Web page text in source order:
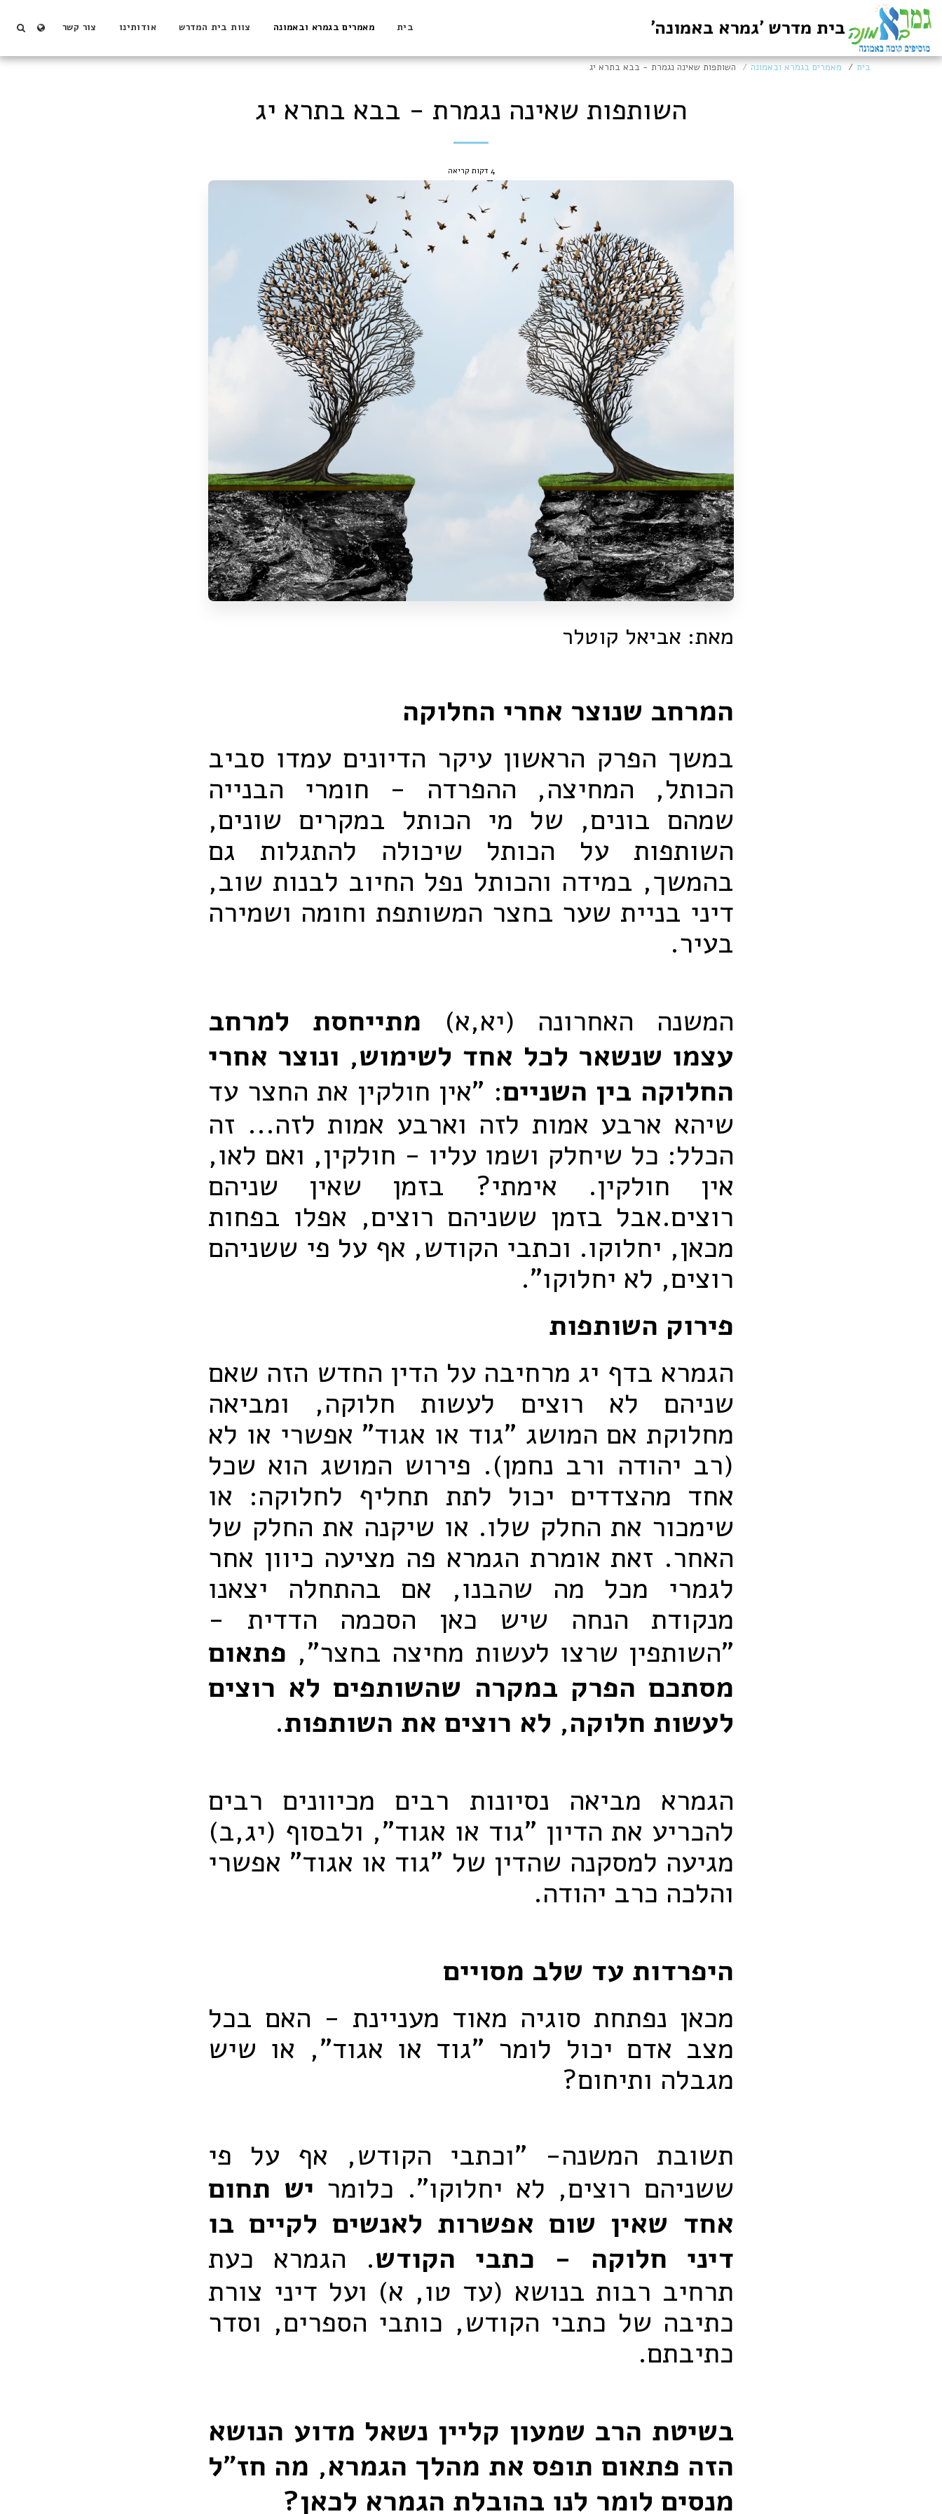
בית מדרש 'גמרא באמונה' בית מאמרים בגמרא ובאמונה צוות בית המדרש אודותינו צור קשר
בית מאמרים בגמרא ובאמונה השותפות שאינה נגמרת - בבא בתרא יג
השותפות שאינה נגמרת - בבא בתרא יג
4 דקות קריאה
מאת: אביאל קוטלר
המרחב שנוצר אחרי החלוקה
במשך הפרק הראשון עיקר הדיונים עמדו סביב
הכותל, המחיצה, ההפרדה - חומרי הבנייה
שמהם בונים, של מי הכותל במקרים שונים,
השותפות על הכותל שיכולה להתגלות גם
בהמשך, במידה והכותל נפל החיוב לבנות שוב,
דיני בניית שער בחצר המשותפת וחומה ושמירה
בעיר.
המשנה האחרונה (יא,א) מתייחסת למרחב
עצמו שנשאר לכל אחד לשימוש, ונוצר אחרי
החלוקה בין השניים: "אין חולקין את החצר עד
שיהא ארבע אמות לזה וארבע אמות לזה... זה
הכלל: כל שיחלק ושמו עליו - חולקין, ואם לאו,
אין חולקין. אימתי? בזמן שאין שניהם
רוצים.אבל בזמן ששניהם רוצים, אפלו בפחות
מכאן, יחלוקו. וכתבי הקודש, אף על פי ששניהם
רוצים, לא יחלוקו".
פירוק השותפות
הגמרא בדף יג מרחיבה על הדין החדש הזה שאם
שניהם לא רוצים לעשות חלוקה, ומביאה
מחלוקת אם המושג "גוד או אגוד" אפשרי או לא
(רב יהודה ורב נחמן). פירוש המושג הוא שכל
אחד מהצדדים יכול לתת תחליף לחלוקה: או
שימכור את החלק שלו. או שיקנה את החלק של
האחר. זאת אומרת הגמרא פה מציעה כיוון אחר
לגמרי מכל מה שהבנו, אם בהתחלה יצאנו
מנקודת הנחה שיש כאן הסכמה הדדית -
"השותפין שרצו לעשות מחיצה בחצר", פתאום
מסתכם הפרק במקרה שהשותפים לא רוצים
לעשות חלוקה, לא רוצים את השותפות.
הגמרא מביאה נסיונות רבים מכיוונים רבים
להכריע את הדיון "גוד או אגוד", ולבסוף (יג,ב)
מגיעה למסקנה שהדין של "גוד או אגוד" אפשרי
והלכה כרב יהודה.
היפרדות עד שלב מסויים
מכאן נפתחת סוגיה מאוד מעניינת - האם בכל
מצב אדם יכול לומר "גוד או אגוד", או שיש
מגבלה ותיחום?
תשובת המשנה- "וכתבי הקודש, אף על פי
ששניהם רוצים, לא יחלוקו". כלומר יש תחום
אחד שאין שום אפשרות לאנשים לקיים בו
דיני חלוקה - כתבי הקודש. הגמרא כעת
תרחיב רבות בנושא (עד טו, א) ועל דיני צורת
כתיבה של כתבי הקודש, כותבי הספרים, וסדר
כתיבתם.
בשיטת הרב שמעון קליין נשאל מדוע הנושא
הזה פתאום תופס את מהלך הגמרא, מה חז"ל
מנסים לומר לנו בהובלת הגמרא לכאן?